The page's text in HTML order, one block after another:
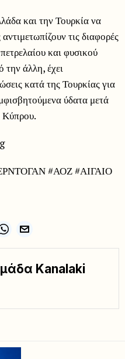
και την Τουρκία να
τις διαφορές
και φυσικού
άλλη, έχει
κατά της Τουρκίας για
ύδατα μετά
Κύπρου.
#ΑΟΖ #ΑΙΓΑΙΟ
Kanalaki